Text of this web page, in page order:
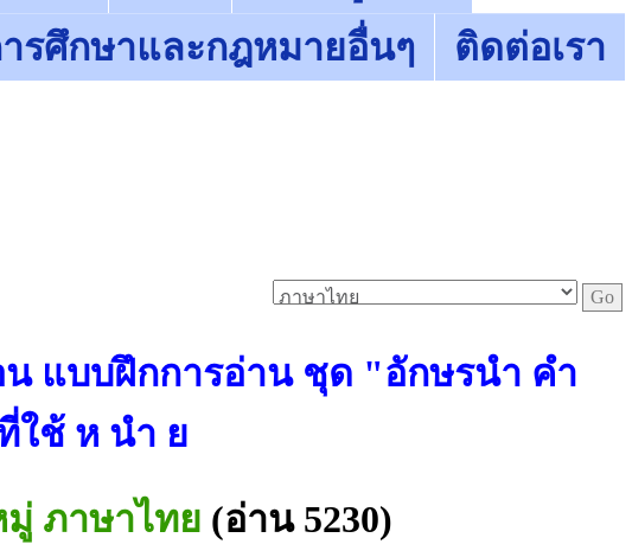
รศึกษาและกฎหมายอื่นๆ
ติดต่อเรา
น แบบฝึกการอ่าน ชุด "อักษรนำ คำ
ใช้ ห นำ ย
มู่ ภาษาไทย (อ่าน 5230)